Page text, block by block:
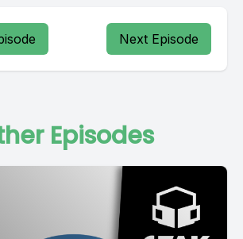
Next Episode
Episodes